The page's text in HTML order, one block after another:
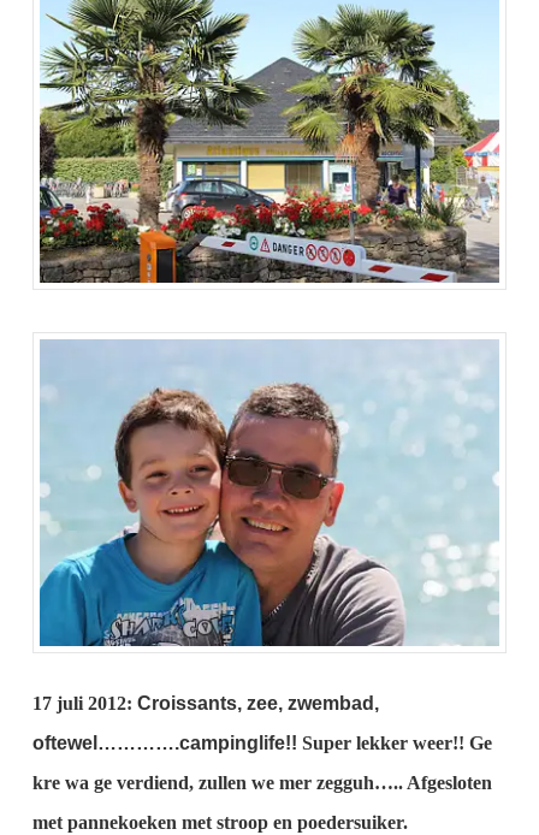
17 juli 2012: Croissants, zee, zwembad,
oftewel………….campinglife!! Super lekker weer!! Ge
kre wa ge verdiend, zullen we mer zegguh….. Afgesloten
met pannekoeken met stroop en poedersuiker.